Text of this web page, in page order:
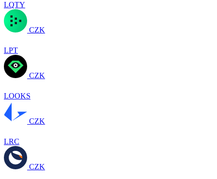
LQTY
CZK
LPT
CZK
LOOKS
CZK
LRC
CZK